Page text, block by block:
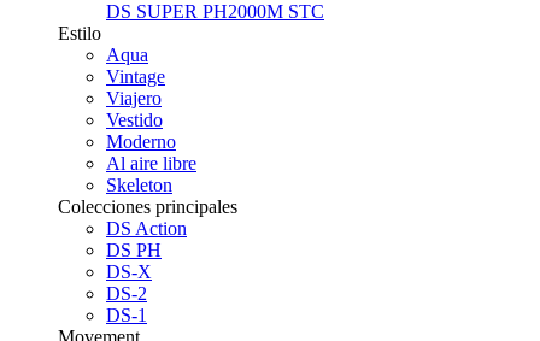
DS SUPER PH2000M STC
Estilo
Aqua
Vintage
Viajero
Vestido
Moderno
Al aire libre
Skeleton
Colecciones principales
DS Action
DS PH
DS-X
DS-2
DS-1